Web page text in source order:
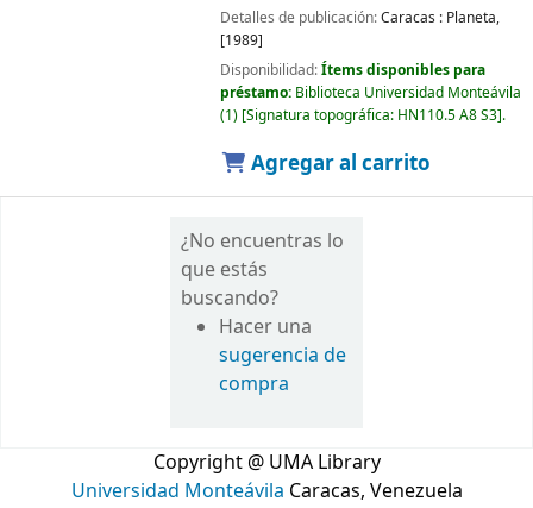
Detalles de publicación:Caracas : Planeta,
[1989]
Disponibilidad:Ítems disponibles para
préstamo: Biblioteca Universidad Monteávila
(1) Signatura topográfica: HN110.5 A8 S3 .
Agregar al carrito
¿No encuentras lo
que estás
buscando?
Hacer una
sugerencia de
compra
Copyright @ UMA Library
Universidad Monteávila Caracas, Venezuela